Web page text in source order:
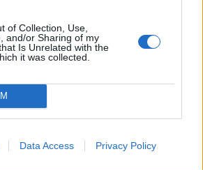
of Collection, Use,
and/or Sharing of my
Is Unrelated with the
it was collected.
Data Access Privacy Policy